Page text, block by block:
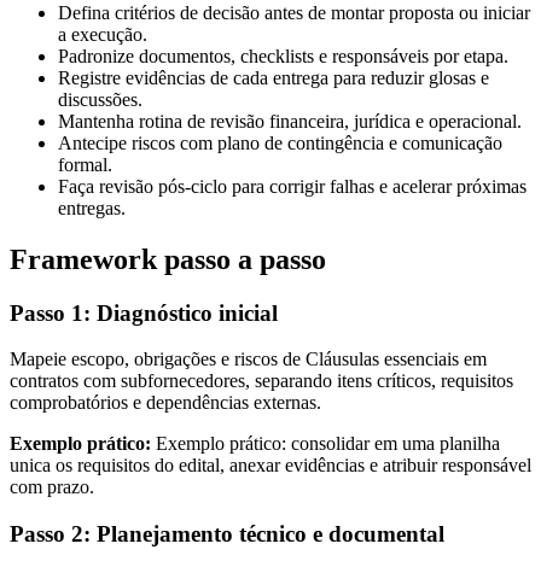
Defina critérios de decisão antes de montar proposta ou iniciar
a execução.
Padronize documentos, checklists e responsáveis por etapa.
Registre evidências de cada entrega para reduzir glosas e
discussões.
Mantenha rotina de revisão financeira, jurídica e operacional.
Antecipe riscos com plano de contingência e comunicação
formal.
Faça revisão pós-ciclo para corrigir falhas e acelerar próximas
entregas.
Framework passo a passo
Passo 1: Diagnóstico inicial
Mapeie escopo, obrigações e riscos de Cláusulas essenciais em
contratos com subfornecedores, separando itens críticos, requisitos
comprobatórios e dependências externas.
Exemplo prático: Exemplo prático: consolidar em uma planilha
unica os requisitos do edital, anexar evidências e atribuir responsável
com prazo.
Passo 2: Planejamento técnico e documental